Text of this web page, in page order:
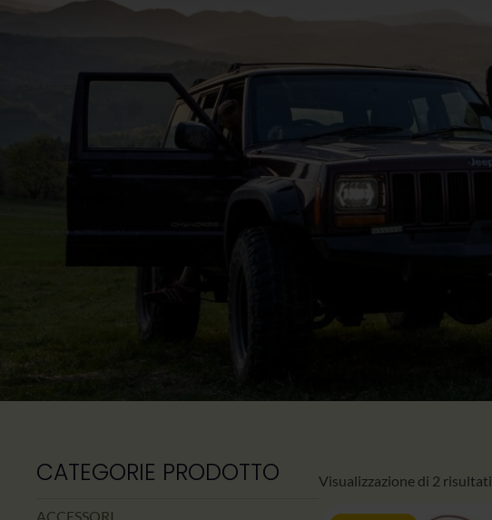
CATEGORIE PRODOTTO
ACCESSORI
Visualizzazione di 2 risultati